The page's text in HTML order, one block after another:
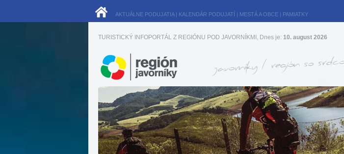
AKTUÁLNE PODUJATIA| KALENDÁR PODUJATÍ | MESTÁ A OBCE| PAMIATKY
TURISTICKÝ INFOPORTÁL Z REGIÓNU POD JAVORNÍKMI, Dnes je: 10. august 2026